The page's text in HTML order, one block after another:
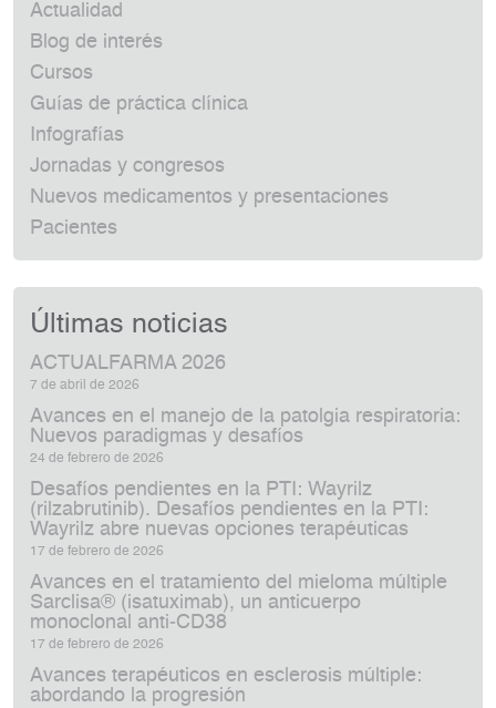
Actualidad
Blog de interés
Cursos
Guías de práctica clínica
Infografías
Jornadas y congresos
Nuevos medicamentos y presentaciones
Pacientes
Últimas noticias
ACTUALFARMA 2026
7 de abril de 2026
Avances en el manejo de la patolgia respiratoria:
Nuevos paradigmas y desafíos
24 de febrero de 2026
Desafíos pendientes en la PTI: Wayrilz
(rilzabrutinib). Desafíos pendientes en la PTI:
Wayrilz abre nuevas opciones terapéuticas
17 de febrero de 2026
Avances en el tratamiento del mieloma múltiple
Sarclisa® (isatuximab), un anticuerpo
monoclonal anti‑CD38
17 de febrero de 2026
Avances terapéuticos en esclerosis múltiple:
abordando la progresión